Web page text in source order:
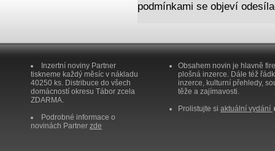
podmínkami se objeví
Inzertní noviny Partner
tiskneme každý měsíc v nákladu
40250 ks. Distribuce do všech
domácností okresu Tábor zcela
ZDARMA.
Podrobné informace o
novinách Partner zde
Obsahem novin je hlavně
plošná inzerce. Dále též
inzerce, kulturní přehledy,
těže a zajímavosti.
Prolistujte si aktuální vydání